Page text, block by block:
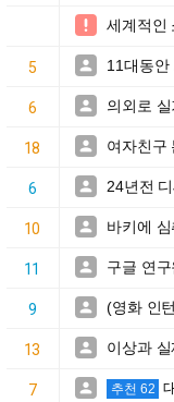
 세계적인
5  11대동안
6  의외로
18  여자친구
6  24년전
10  바키에
11  구글 연
9  (영화 인
13  이상과 실
7  추천 62